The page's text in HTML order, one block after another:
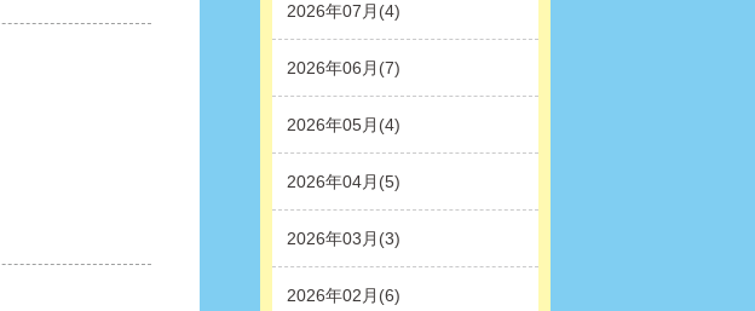
2026年07月(4)
2026年06月(7)
2026年05月(4)
2026年04月(5)
2026年03月(3)
2026年02月(6)